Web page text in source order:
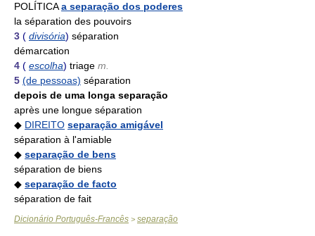
POLÍTICAa separação dos poderes
la séparation des pouvoirs
3 ( divisória) séparation
démarcation
4 ( escolha) triage m.
5 (de pessoas) séparation
depois de uma longa separação
après une longue séparation
◆ DIREITO separação amigável
séparation à l'amiable
◆ separação de bens
séparation de biens
◆ separação de facto
séparation de fait
Dicionário Português-Francês > separação